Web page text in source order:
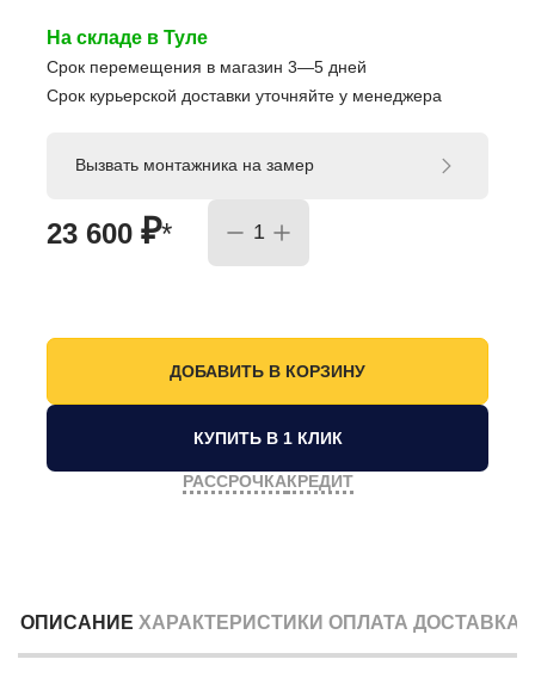
На складе в Туле
Срок перемещения в магазин 3—5 дней
Срок курьерской доставки уточняйте у менеджера
23 600 ₽*
Вызвать монтажника на замер
КУПИТЬ В 1 КЛИК
РАССРОЧКАКРЕДИТ
ОПИСАНИЕ ХАРАКТЕРИСТИКИ ОПЛАТА ДОСТАВКА